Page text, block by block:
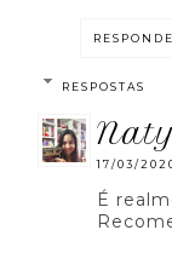
RESPOSTAS
17/03/
É